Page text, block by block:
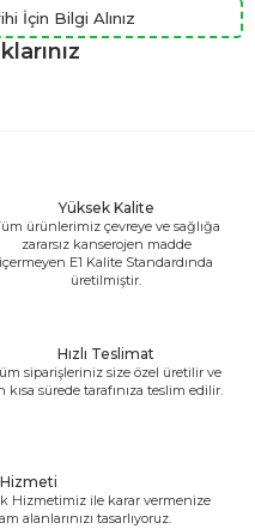
İçin Bilgi Alınız
Yüksek Kalite
ürünlerimiz çevreye ve sağlığa
zararsız kanserojen madde
içermeyen E1 Kalite Standardında
üretilmiştir.
Hızlı Teslimat
siparişleriniz size özel üretilir ve
kısa sürede tarafınıza teslim edilir.
Hizmetimiz ile karar vermenize
alanlarınızı tasarlıyoruz.